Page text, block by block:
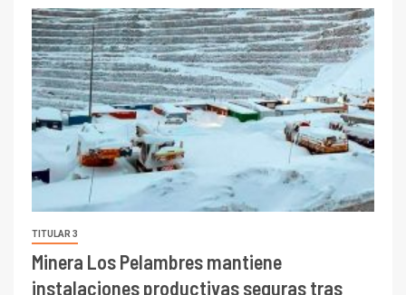
TITULAR 3
Minera Los Pelambres mantiene
instalaciones productivas seguras tras